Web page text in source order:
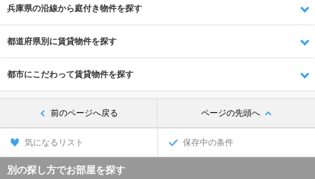
兵庫県の沿線から庭付き物件を探す
都道府県別に賃貸物件を探す
都市にこだわって賃貸物件を探す
前のページへ戻る ページの先頭へ
気になるリスト 保存中の条件
別の探し方でお部屋を探す